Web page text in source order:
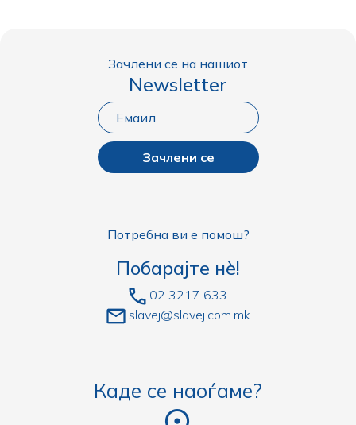
Зачлени се на нашиот
Newsletter
Зачлени се
Потребна ви е помош?
Побарајте нè!
02 3217 633
slavej@slavej.com.mk
Каде се наоѓаме?